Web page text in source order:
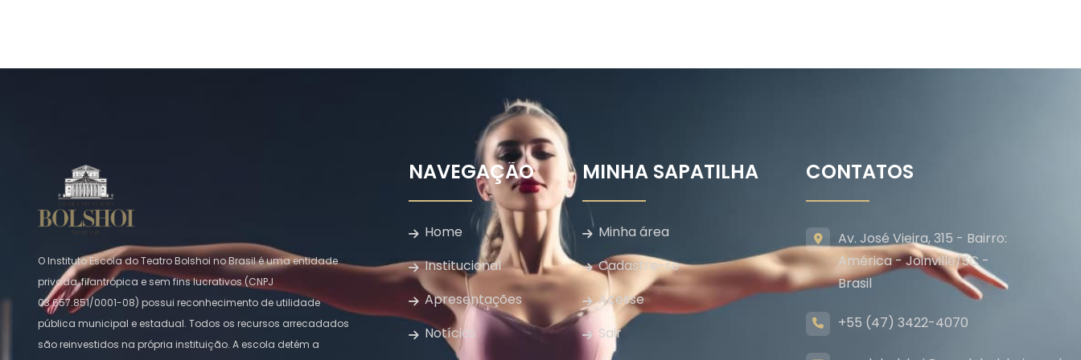
O Instituto Escola do Teatro Bolshoi no Brasil é uma entidade
privada, filantrópica e sem fins lucrativos (CNPJ
03.657.851/0001-08) possui reconhecimento de utilidade
pública municipal e estadual. Todos os recursos arrecadados
são reinvestidos na própria instituição. A escola detém a
NAVEGAÇÃO
Home
Institucional
Apresentações
Notícias
MINHA SAPATILHA
Minha área
Cadastre-se
Acesse
Sair
CONTATOS
Av. José Vieira, 315 - Bairro:
América - Joinville/SC -
Brasil
+55 (47) 3422-4070